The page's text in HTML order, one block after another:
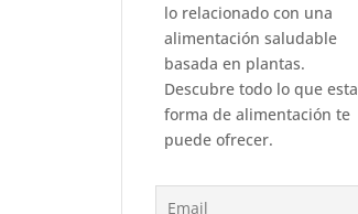
lo relacionado con una
alimentación saludable
basada en plantas.
Descubre todo lo que esta
forma de alimentación te
puede ofrecer.